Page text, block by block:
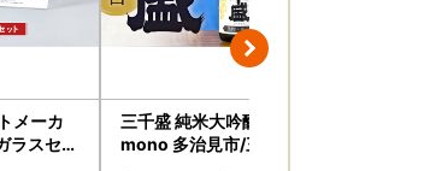
メーカ
ラスセッ
三千盛 純米大吟醸 業物/Waza
mono 多治見市/三千盛 [TBC0